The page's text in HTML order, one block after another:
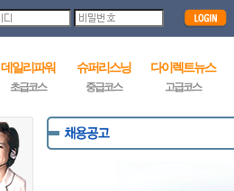
데일리파워
초급코스
슈퍼리스닝
중급코스
다이렉트뉴스
고급코스